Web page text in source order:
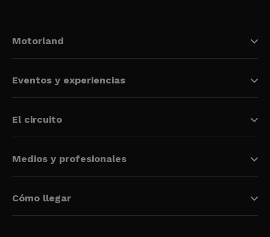
Motorland
Eventos y experiencias
El circuito
Medios y profesionales
Cómo llegar